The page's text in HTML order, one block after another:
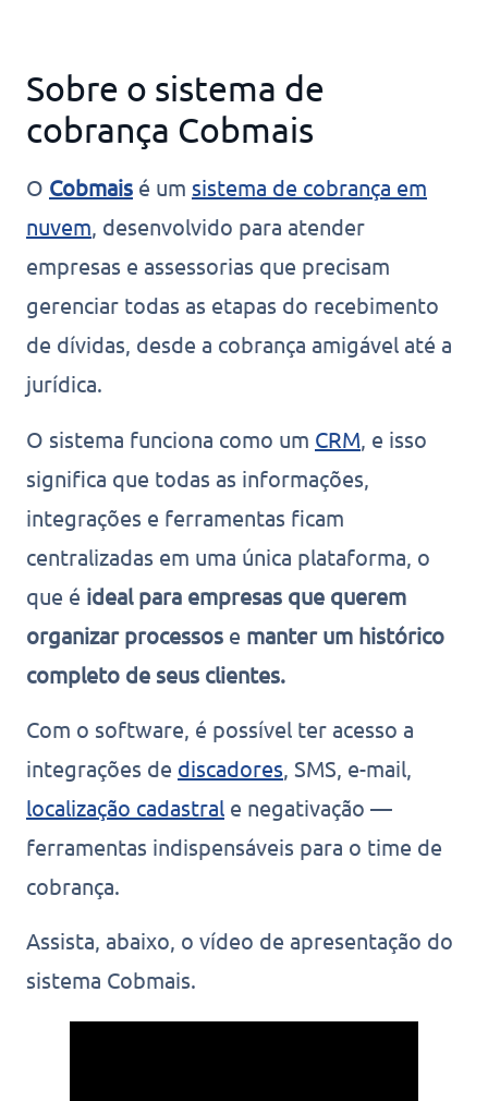
Sobre o sistema de
cobrança Cobmais
O Cobmais é um sistema de cobrança em
nuvem, desenvolvido para atender
empresas e assessorias que precisam
gerenciar todas as etapas do recebimento
de dívidas, desde a cobrança amigável até a
jurídica.
O sistema funciona como um CRM , e isso
significa que todas as informações,
integrações e ferramentas ficam
centralizadas em uma única plataforma, o
que é ideal para empresas que querem
organizar processos e manter um histórico
completo de seus clientes.
Com o software, é possível ter acesso a
integrações de discadores , SMS, e-mail,
localização cadastral e negativação —
ferramentas indispensáveis para o time de
cobrança.
Assista, abaixo, o vídeo de apresentação do
sistema Cobmais.